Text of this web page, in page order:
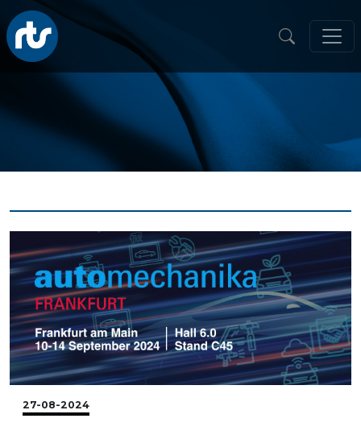
27-08-2024